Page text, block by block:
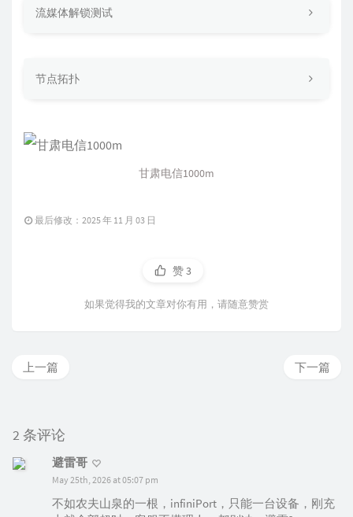
流媒体解锁测试
节点拓扑
甘肃电信1000m
最后修改：2025 年 11 月 03 日
赞3
如果觉得我的文章对你有用，请随意赞赏
下一篇
上一篇
2 条评论
避雷哥
May 25th, 2026 at 05:07 pm
不如农夫山泉的一根，infiniPort，只能一台设备，刚充